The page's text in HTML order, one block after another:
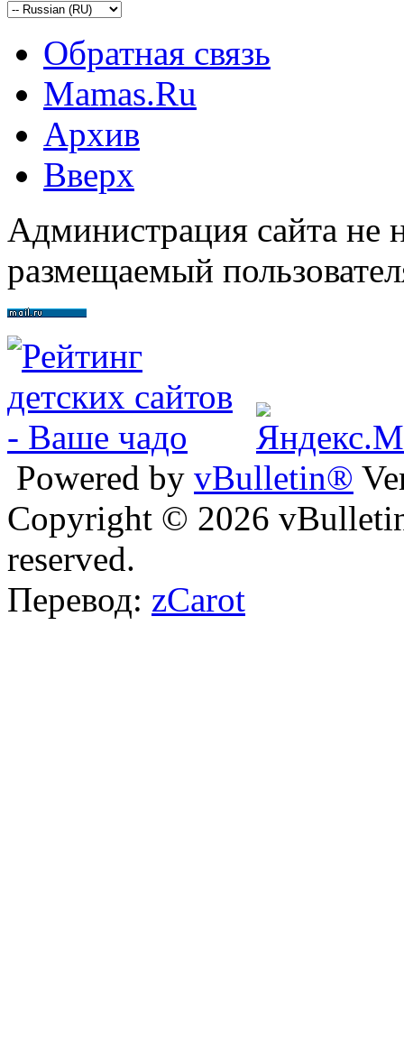
Обратная связь
Mamas.Ru
Архив
Вверх
Администрация сайта не
размещаемый
Powered by vBulletin®
Copyright © 2026
reserved.
Перевод: zCarot